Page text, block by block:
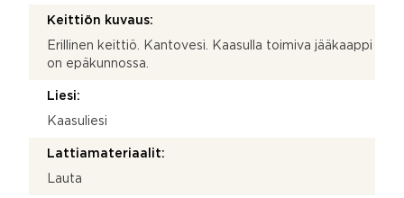
Keittiön kuvaus:
Erillinen keittiö. Kantovesi. Kaasulla toimiva jääkaappi
on epäkunnossa.
Liesi:
Kaasuliesi
Lattiamateriaalit:
Lauta